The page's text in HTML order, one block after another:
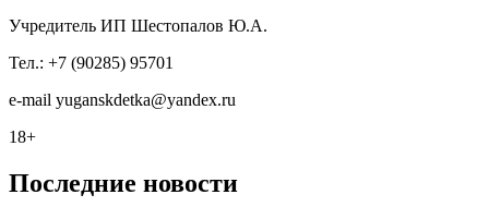
Учредитель ИП Шестопалов Ю.А.
Тел.: +7 (90285) 95701
e-mail yuganskdetka@yandex.ru
18+
Последние новости